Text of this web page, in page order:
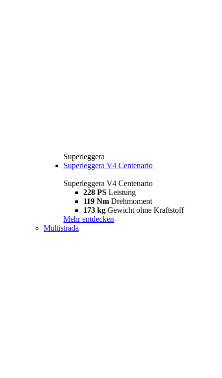
Superleggera
Superleggera V4 Centenario
Superleggera V4 Centenario
228 PS Leistung
119 Nm Drehmoment
173 kg Gewicht ohne Kraftstoff
Mehr entdecken
Multistrada